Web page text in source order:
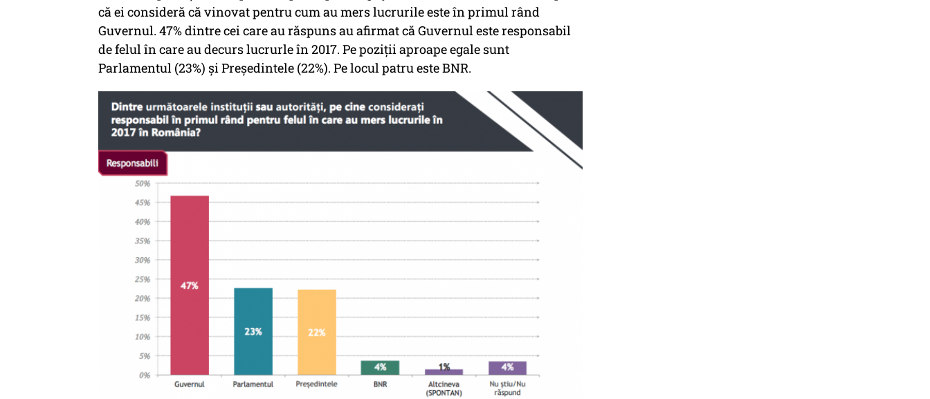
că ei consideră că vinovat pentru cum au mers lucrurile este în primul rând
Guvernul. 47% dintre cei care au răspuns au afirmat că Guvernul este responsabil
de felul în care au decurs lucrurle în 2017. Pe poziții aproape egale sunt
Parlamentul (23%) și Președintele (22%). Pe locul patru este BNR.